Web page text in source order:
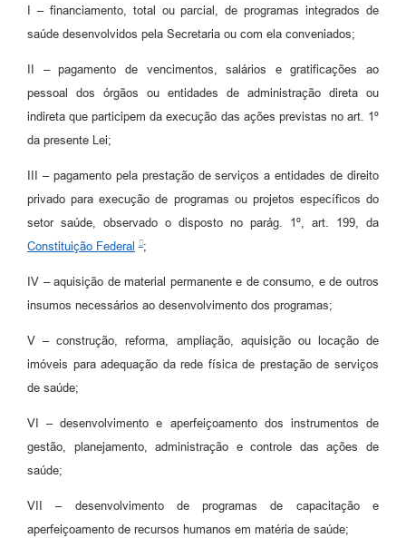
I – financiamento, total ou parcial, de programas integrados de
saúde desenvolvidos pela Secretaria ou com ela conveniados;
II – pagamento de vencimentos, salários e gratificações ao
pessoal dos órgãos ou entidades de administração direta ou
indireta que participem da execução das ações previstas no art. 1º
da presente Lei;
III – pagamento pela prestação de serviços a entidades de direito
privado para execução de programas ou projetos específicos do
setor saúde, observado o disposto no parág. 1º, art. 199, da
Constituição Federal
;
IV – aquisição de material permanente e de consumo, e de outros
insumos necessários ao desenvolvimento dos programas;
V – construção, reforma, ampliação, aquisição ou locação de
imóveis para adequação da rede física de prestação de serviços
de saúde;
VI – desenvolvimento e aperfeiçoamento dos instrumentos de
gestão, planejamento, administração e controle das ações de
saúde;
VII – desenvolvimento de programas de capacitação e
aperfeiçoamento de recursos humanos em matéria de saúde;